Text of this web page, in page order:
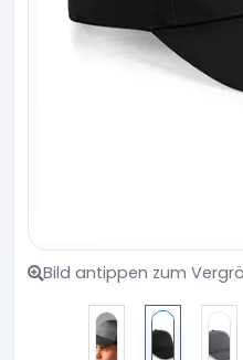
Bild antippen zum